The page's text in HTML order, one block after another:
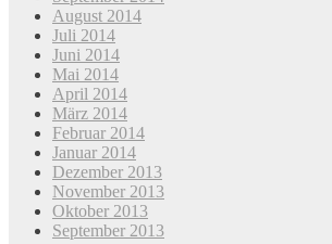
August 2014
Juli 2014
Juni 2014
Mai 2014
April 2014
März 2014
Februar 2014
Januar 2014
Dezember 2013
November 2013
Oktober 2013
September 2013